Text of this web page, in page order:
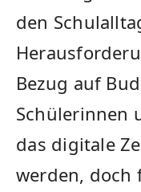
den
Bezug ⁣auf
Schülerinnen⁤
⁣das digitale
werden, doch